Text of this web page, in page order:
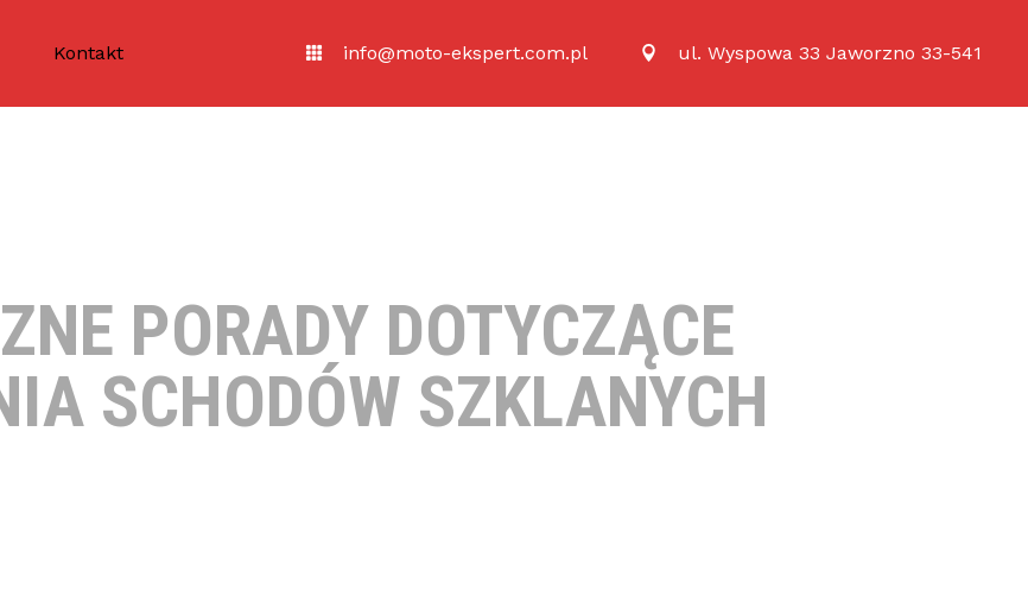
info@moto-ekspert.com.pl ul. Wyspowa 33 Jaworzno 33-541
Kontakt
PORADY DOTYCZĄCE
SCHODÓW SZKLANYCH